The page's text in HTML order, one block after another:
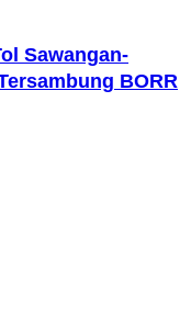
Sawangan-
BORR